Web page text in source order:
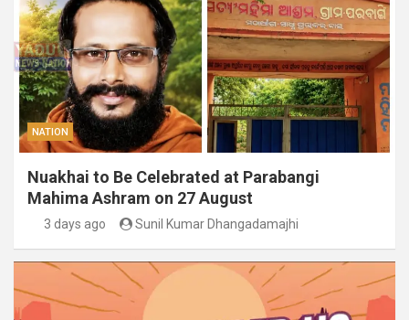
NATION
Nuakhai to Be Celebrated at Parabangi
Mahima Ashram on 27 August
3 days ago Sunil Kumar Dhangadamajhi